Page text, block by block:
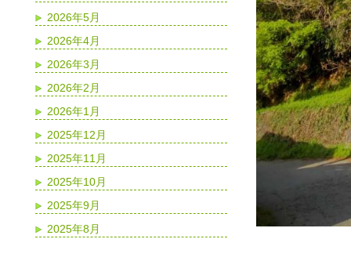
2026年5月
2026年4月
2026年3月
2026年2月
2026年1月
2025年12月
2025年11月
2025年10月
2025年9月
2025年8月